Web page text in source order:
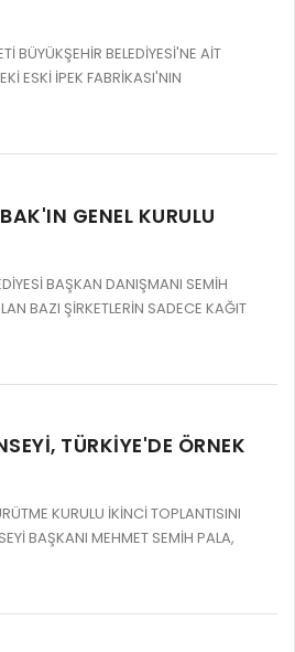
BÜYÜKŞEHİR BELEDİYESİ'NE AİT
ESKİ İPEK FABRİKASI'NIN
GENEL KURULU
BAŞKAN DANIŞMANI SEMİH
BAZI ŞİRKETLERİN SADECE KAĞIT
TÜRKİYE'DE ÖRNEK
KURULU İKİNCİ TOPLANTISINI
BAŞKANI MEHMET SEMİH PALA,